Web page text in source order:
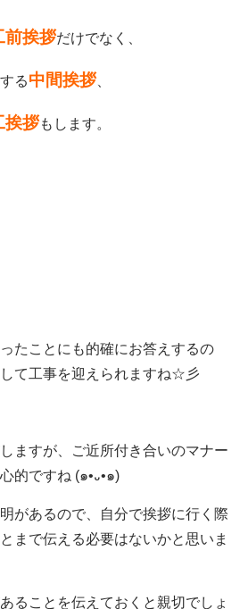
前挨拶だけでなく、
る中間挨拶、
挨拶もします。
たことにも的確にお答えするの
て工事を迎えられますね☆彡
ますが、ご近所付き合いのマナー
的ですね (๑•᎑•๑)
があるので、自分で挨拶に行く際
まで伝える必要はないかと思いま
ることを伝えておくと親切でしょ